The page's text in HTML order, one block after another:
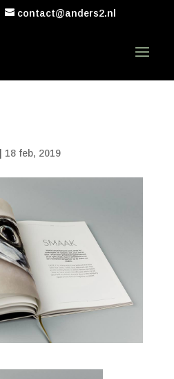
contact@anders2.nl
18 feb, 2019